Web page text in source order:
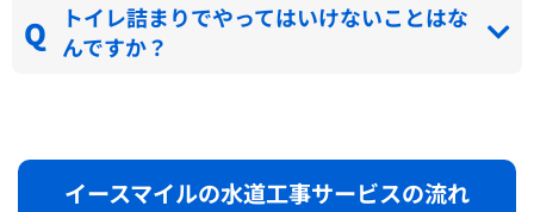
トイレ詰まりでやってはいけないことはな
んですか？
イースマイルの水道工事サービスの流れ